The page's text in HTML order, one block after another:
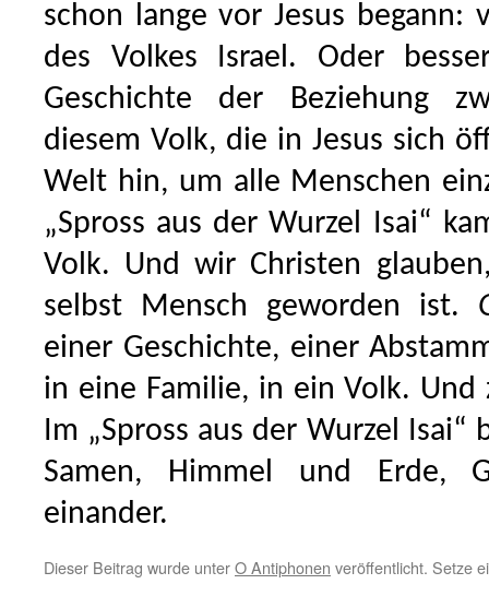
schon lange vor Jesus begann:
des Volkes Israel. Oder
Geschichte der Beziehung
diesem Volk, die in Jesus sich
Welt hin, um alle Menschen
„Spross aus der Wurzel Isai“
Volk. Und wir Christen
selbst Mensch geworden ist.
einer Geschichte, einer
in eine Familie, in ein Volk. Und
Im „Spross aus der Wurzel Isai“
Samen, Himmel und Erde,
einander.
Dieser Beitrag wurde unterO Antiphonen veröffentlicht. Setze